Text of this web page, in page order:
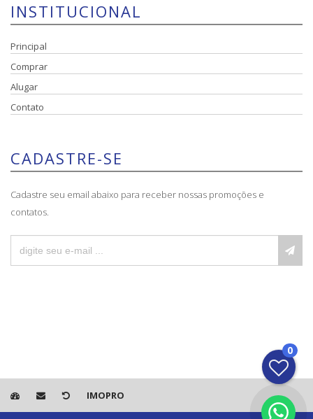
INSTITUCIONAL
Principal
Comprar
Alugar
Contato
CADASTRE-SE
Cadastre seu email abaixo para receber nossas promoções e
contatos.
IMOPRO
0